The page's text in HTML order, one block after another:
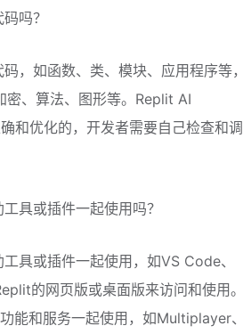
吗？
，如函数、类、模块、应用程序等，
密、算法、图形等。Replit AI
和优化的，开发者需要自己检查和调
具或插件一起使用吗？
具或插件一起使用，如VS Code、
的网页版或桌面版来访问和使用。
和服务一起使用，如Multiplayer、